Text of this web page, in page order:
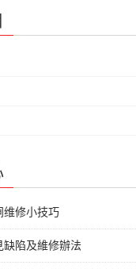
维修小技巧
缺陷及維修辦法